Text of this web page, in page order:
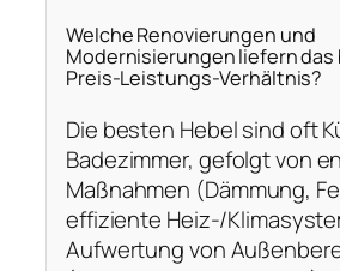
Welche Renovierungen und
Modernisierungen liefern
Preis‑Leistungs‑Verhältnis?
Die besten Hebel sind oft
Badezimmer, gefolgt von
Maßnahmen (Dämmung,
effiziente Heiz-/
Aufwertung von